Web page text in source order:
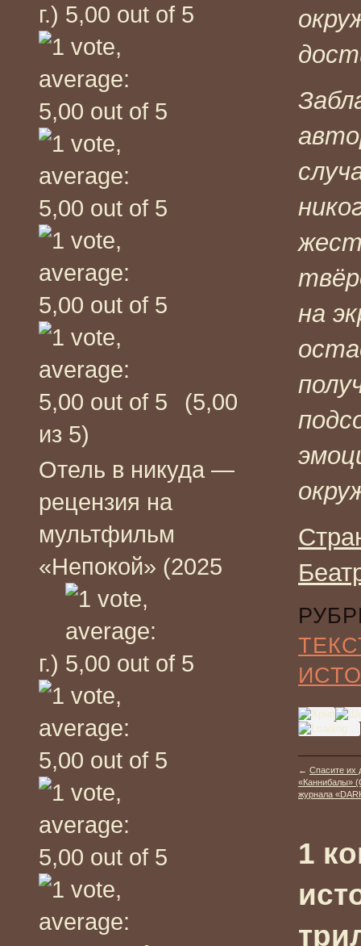
г.)
(5,00
из 5)
Отель в никуда —
рецензия на
мультфильм
«Непокой» (2025
г.)
на
← Спасите их
«Каннибалы»
журнала
1